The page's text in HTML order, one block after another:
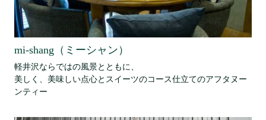
mi-shang（ミーシャン）
軽井沢ならではの風景とともに、
美しく、美味しい点心とスイーツのコース仕立てのアフタヌー
ンティー